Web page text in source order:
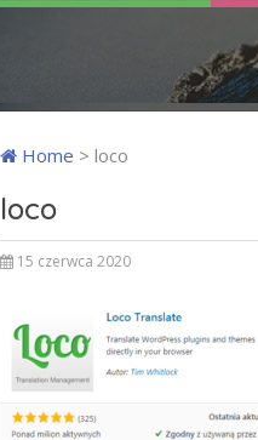
Home >loco
loco
15 czerwca 2020